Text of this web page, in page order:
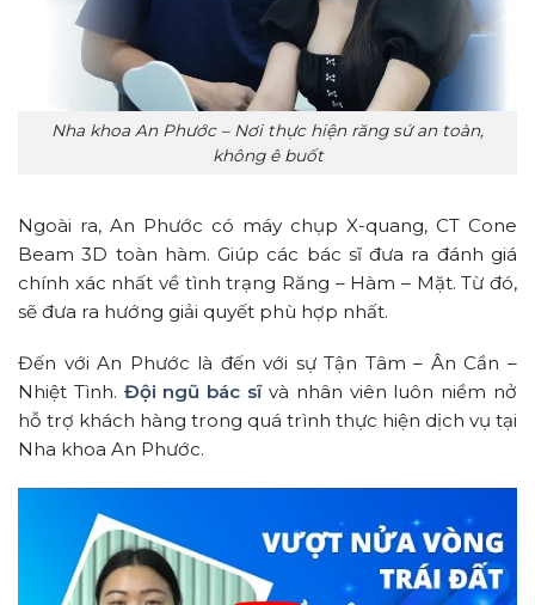
Nha khoa An Phước – Nơi thực hiện răng sứ an toàn,
không ê buốt
Ngoài ra, An Phước có máy chụp X-quang, CT Cone
Beam 3D toàn hàm. Giúp các bác sĩ đưa ra đánh giá
chính xác nhất về tình trạng Răng – Hàm – Mặt. Từ đó,
sẽ đưa ra hướng giải quyết phù hợp nhất.
Đến với An Phước là đến với sự Tận Tâm – Ân Cần –
Nhiệt Tình. Đội ngũ bác sĩvà nhân viên luôn niềm nở
hỗ trợ khách hàng trong quá trình thực hiện dịch vụ tại
Nha khoa An Phước.